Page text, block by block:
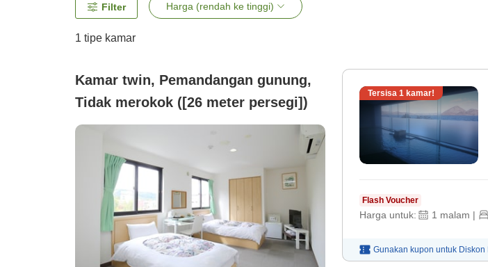
Filter Harga (rendah ke tinggi)
1 tipe kamar
Kamar twin, Pemandangan gunung,
Tidak merokok ([26 meter persegi])
Tersisa 1 kamar!
Flash Voucher
Harga untuk: 1 malam |
Gunakan kupon untuk Diskon